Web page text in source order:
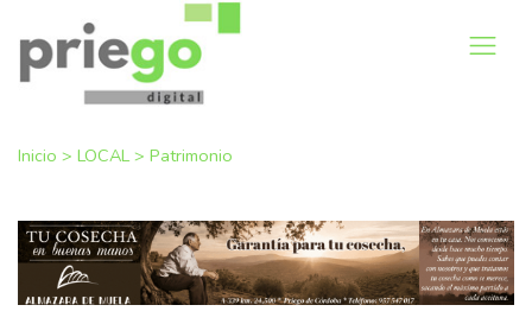
Inicio > LOCAL > Patrimonio